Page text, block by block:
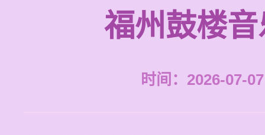
福州鼓楼
时间：2026-07-